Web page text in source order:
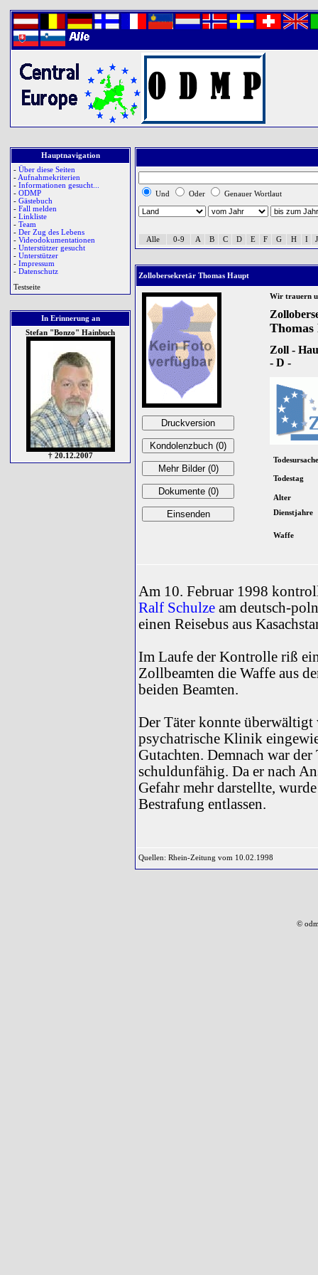
Hauptnavigation
- Über diese Seiten
- Aufnahmekriterien
- Informationen gesucht...
- ODMP
- Gästebuch
- Fall melden
- Linkliste
- Team
- Der Zug des Lebens
- Videodokumentationen
- Unterstützer gesucht
- Unterstützer
- Impressum
- Datenschutz
Testseite
In Erinnerung an
Stefan "Bonzo" Hainbuch
† 20.12.2007
Und Oder Genauer Wortlaut
Alle 0-9 A B C D E F G H I J
Zollobersekretär Thomas Haupt
Wir trauern
Zoll -
- D -
Todesursache
Todestag
Alter
Dienstjahre
Waffe
Am 10. Februar 1998
Ralf Schulze am deutsch-
einen Reisebus aus
Im Laufe der Kontrolle riß
Zollbeamten die Waffe aus
beiden Beamten.
Der Täter konnte
psychatrische Klinik
Gutachten. Demnach war
schuldunfähig. Da er nach
Gefahr mehr darstellte,
Bestrafung entlassen.
Quellen: Rhein-Zeitung vom 10.02.1998
©